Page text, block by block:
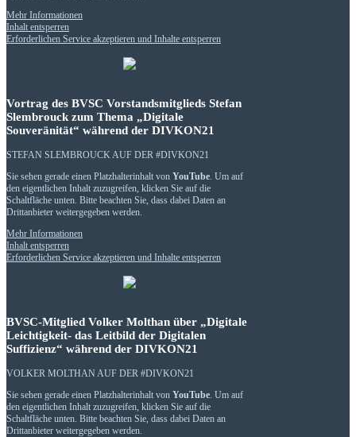
Mehr Informationen
Inhalt entsperren
Erforderlichen Service akzeptieren und Inhalte entsperren
Vortrag des BVSC Vorstandsmitglieds Stefan
Slembrouck zum Thema „Digitale
Souveränität“ während der DIVKON21
STEFAN SLEMBROUCK AUF DER #DIVKON21
Sie sehen gerade einen Platzhalterinhalt von YouTube . Um auf
den eigentlichen Inhalt zuzugreifen, klicken Sie auf die
Schaltfläche unten. Bitte beachten Sie, dass dabei Daten an
Drittanbieter weitergegeben werden.
Mehr Informationen
Inhalt entsperren
Erforderlichen Service akzeptieren und Inhalte entsperren
BVSC-Mitglied Volker Molthan über „Digitale
Leichtigkeit- das Leitbild der Digitalen
Suffizienz“ während der DIVKON21
VOLKER MOLTHAN AUF DER #DIVKON21
Sie sehen gerade einen Platzhalterinhalt von YouTube . Um auf
den eigentlichen Inhalt zuzugreifen, klicken Sie auf die
Schaltfläche unten. Bitte beachten Sie, dass dabei Daten an
Drittanbieter weitergegeben werden.